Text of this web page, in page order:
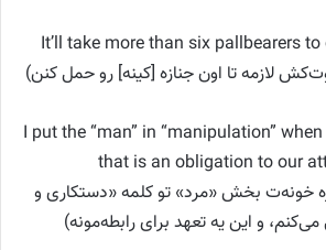
It’ll take more than six pallbearers
لازمه تا اون جنازه [کینه] رو حمل کنن)
I put the “man” in “manipulation”
that is an obligation to our
خونه‌ت بخش «مرد» تو کلمه «دستکاری و
و این یه تعهد برای رابطه‌مونه)